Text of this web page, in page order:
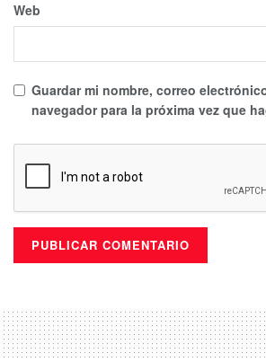
Web
Guardar mi nombre, correo
navegador para la próxima vez que